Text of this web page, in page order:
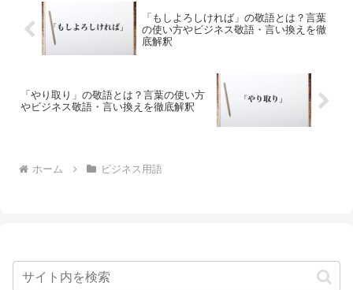
「もしよろしければ」の敬語とは？言葉
の使い方やビジネス敬語・言い換えを徹
底解釈
「やり取り」の敬語とは？言葉の使い方
やビジネス敬語・言い換えを徹底解釈
ホーム ビジネス用語